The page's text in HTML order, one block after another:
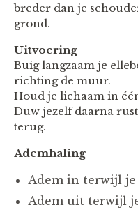
breder dan je
grond.
Uitvoering
Buig langzaam je
richting de muur.
Houd je lichaam in
Duw jezelf daarna
terug.
Ademhaling
Adem in terwijl
Adem uit terwijl